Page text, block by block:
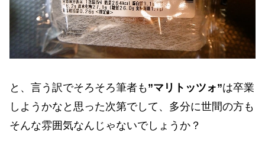
と、言う訳でそろそろ筆者も”マリトッツォ”は卒業
しようかなと思った次第でして、多分に世間の方も
そんな雰囲気なんじゃないでしょうか？